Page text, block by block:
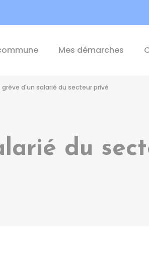
Mes démarches
grève d'un salarié du secteur privé
du